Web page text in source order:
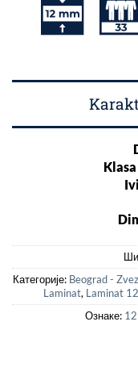
Категорије: Beograd -
Laminat, Laminat
Ознаке: